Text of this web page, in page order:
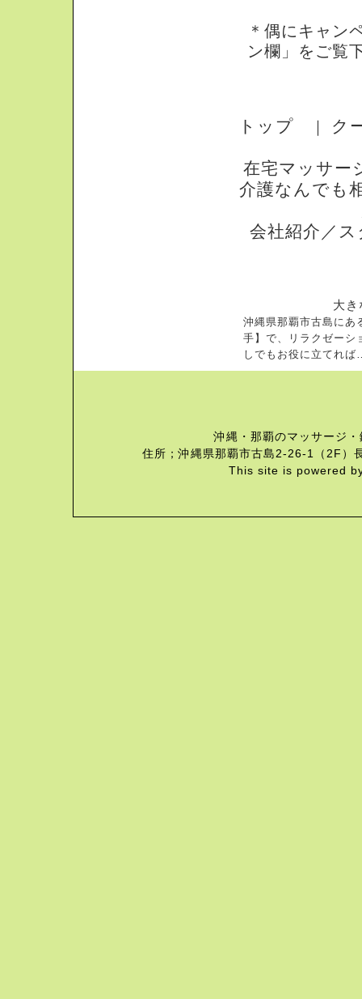
＊偶にキャン
ン欄」をご覧
トップ ｜ ク
在宅マッサー
介護なんでも
会社紹介／
大
沖縄県那覇市古島にあ
手】で、リラクゼーシ
しでもお役に立てれ
沖縄・那覇のマッサージ
住所；沖縄県那覇市古島2-26-1（2F
This site is powered